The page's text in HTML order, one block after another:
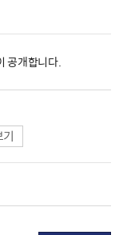
공개합니다.